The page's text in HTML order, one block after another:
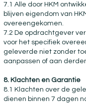
7.1 Alle door HKM
blijven eigendom van
overeengekomen.
7.2 De opdrachtgever
voor het specifiek
geleverde niet zonder
aanpassen of aan
8. Klachten en Garantie
8.1 Klachten over de
dienen binnen 7 dagen